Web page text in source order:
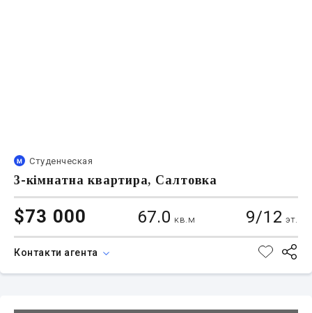
Студенческая
3-кімнатна квартира, Салтовка
$73 000 67.0 кв.м 9/12 эт.
Контакти агента